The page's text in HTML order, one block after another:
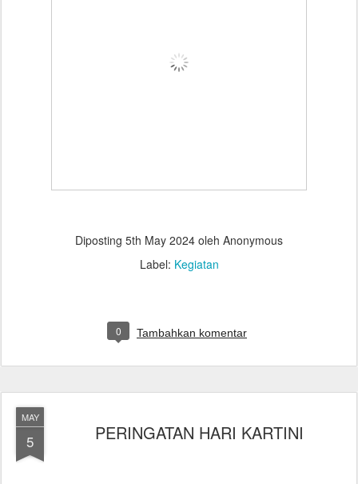
Diposting 5th May 2024 oleh Anonymous
Label: Kegiatan
0 Tambahkan komentar
MAY
5 PERINGATAN HARI KARTINI